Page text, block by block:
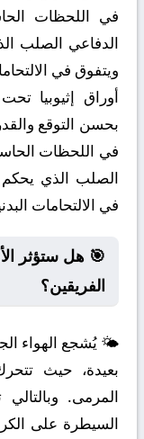
في اللحظات
الدفاعي الصلب
ويتفوق في
أوراق إثيوبيا تحت 17:
بحسن التوقع
في اللحظات
الصلب الذي يحكم
في الالتحامات
🎯 هل ستؤثر
الفريقين؟
🌤️ يُشجع الهواء
بعيدة، حيث
المرمى.
السيطرة على